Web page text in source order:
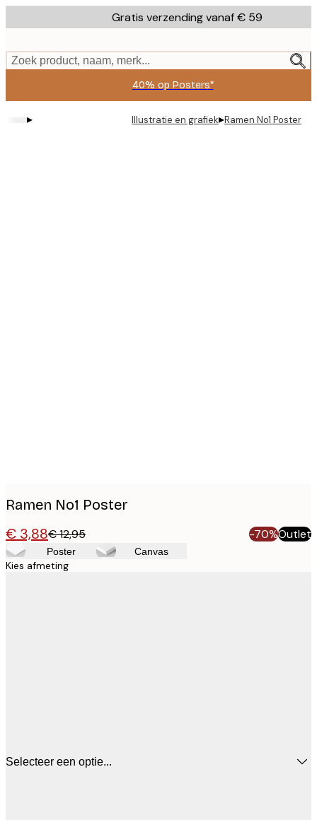
to
content.
Gratis verzending vanaf € 59
Zoek product, naam, merk...
40% op Posters*
▸ Illustratie en grafiek▸Ramen No1 Poster
Ramen No1 Poster
€ 3,88€ 12,95 -70%Outlet
Poster Canvas
Kies afmeting
Selecteer een optie...